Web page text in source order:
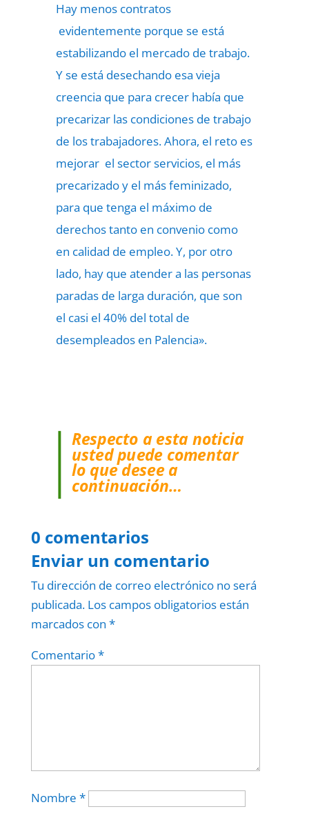
Hay menos contratos
evidentemente porque se está
estabilizando el mercado de trabajo.
Y se está desechando esa vieja
creencia que para crecer había que
precarizar las condiciones de trabajo
de los trabajadores. Ahora, el reto es
mejorar el sector servicios, el más
precarizado y el más feminizado,
para que tenga el máximo de
derechos tanto en convenio como
en calidad de empleo. Y, por otro
lado, hay que atender a las personas
paradas de larga duración, que son
el casi el 40% del total de
desempleados en Palencia».
Respecto a esta noticia
usted puede comentar
lo que desee a
continuación…
0 comentarios
Enviar un comentario
Tu dirección de correo electrónico no será
publicada. Los campos obligatorios están
marcados con *
Comentario*
Nombre *